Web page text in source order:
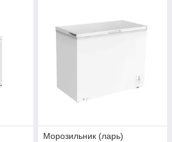
Морозильник (ларь)